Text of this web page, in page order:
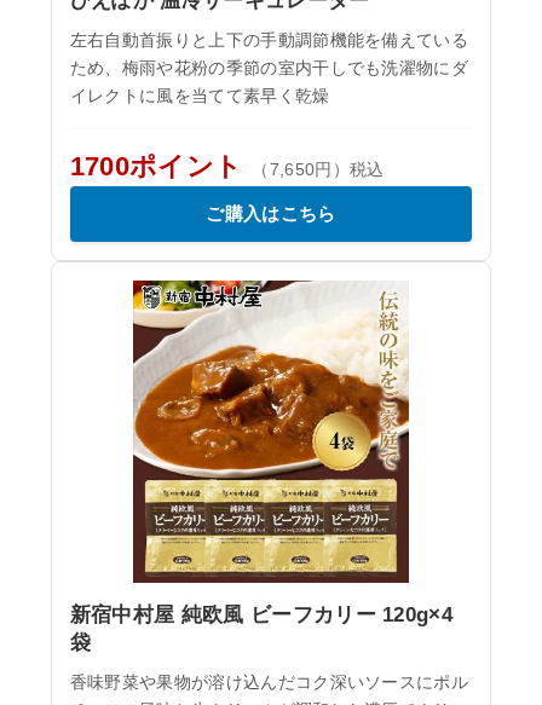
左右自動首振りと上下の手動調節機能を備えている
ため、梅雨や花粉の季節の室内干しでも洗濯物にダ
イレクトに風を当てて素早く乾燥
1700ポイント （7,650円）税込
ご購入はこちら
新宿中村屋 純欧風 ビーフカリー 120g×4
袋
香味野菜や果物が溶け込んだコク深いソースにポル